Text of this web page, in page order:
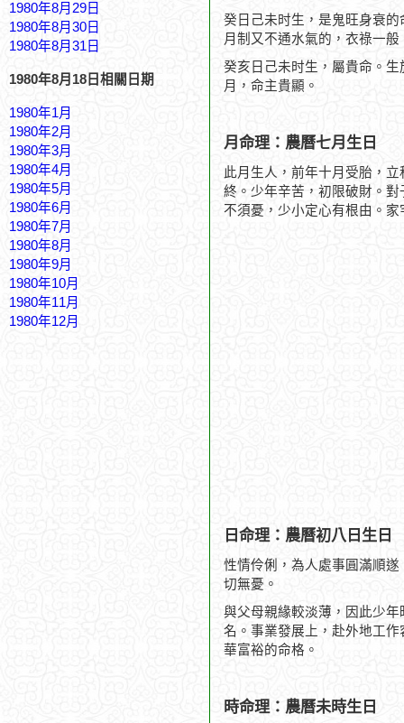
1980年8月29日
1980年8月30日
1980年8月31日
1980年8月18日相關日期
1980年1月
1980年2月
1980年3月
1980年4月
1980年5月
1980年6月
1980年7月
1980年8月
1980年9月
1980年10月
1980年11月
1980年12月
癸日己未时生，是鬼旺身衰
月制又不通水氣的，衣祿一般
癸亥日己未时生，屬貴命。
月，命主貴顯。
月命理：農曆七月生日
此月生人，前年十月受胎，
終。少年辛苦，初限破財。
不須憂，少小定心有根由。
日命理：農曆初八日生日
性情伶俐，為人處事圓滿順
切無憂。
與父母親緣較淡薄，因此少
名。事業發展上，赴外地工
華富裕的命格。
時命理：農曆未時生日